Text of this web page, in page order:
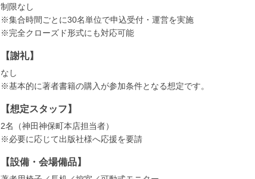
制限なし
※集合時間ごとに30名単位で申込受付・運営を実施
※完全クローズド形式にも対応可能
【謝礼】
なし
※基本的に著者書籍の購入が参加条件となる想定です。
【想定スタッフ】
2名（神田神保町本店担当者）
※必要に応じて出版社様へ応援を要請
【設備・会場備品】